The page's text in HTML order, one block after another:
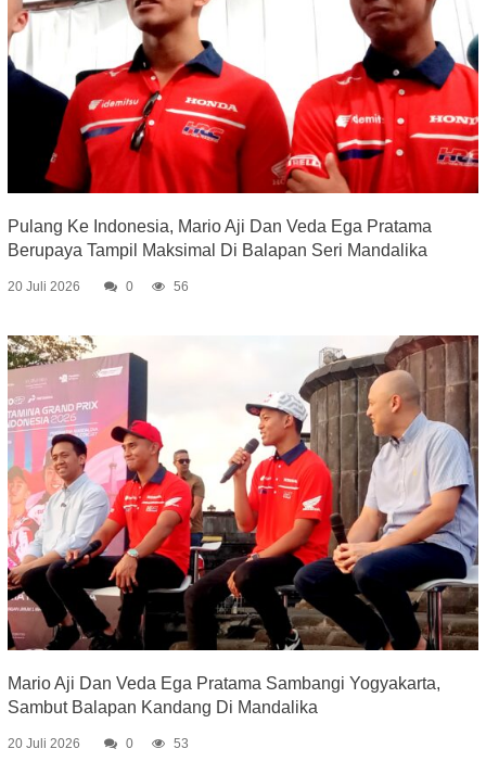
Pulang Ke Indonesia, Mario Aji Dan Veda Ega Pratama
Berupaya Tampil Maksimal Di Balapan Seri Mandalika
20 Juli 2026 0 56
Mario Aji Dan Veda Ega Pratama Sambangi Yogyakarta,
Sambut Balapan Kandang Di Mandalika
20 Juli 2026 0 53